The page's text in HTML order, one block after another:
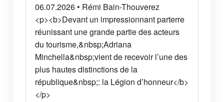
06.07.2026 • Rémi Bain-Thouverez
<p><b>Devant un impressionnant parterre
réunissant une grande partie des acteurs
du tourisme,&nbsp;Adriana
Minchella&nbsp;vient de recevoir l’une des
plus hautes distinctions de la
république&nbsp;: la Légion d’honneur</b>
</p>